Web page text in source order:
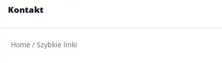
Kontakt
Home / Szybkie linki